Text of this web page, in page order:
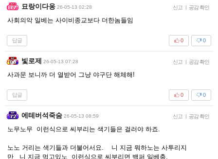
묘랑이다옹 26-05-13 02:28 신고 | 공감 확인
사회의악 일베는 사이비종교보다 더한놈들임
답글 0
0
빛로제 26-05-13 07:28 신고 | 공감 확인
사과문 보니까 더 열받어 그냥 야구단 해체해!
답글 0
0
에테버석죽숨 26-05-13 08:59 신고 | 공감 확인
노무노무 이런식으로 씨부리는 색기들은 걸러야 하죠.
노노 거리는 색기들과 더불어서요. 니 지금 뭐하노는 사투리지
만 니 지금 먹고있노 이런식으로 씨부리면 백퍼 일베충.